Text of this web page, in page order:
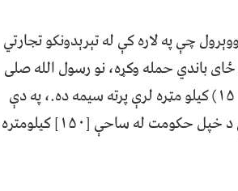
چې په لاره کې له تېرېدونکو تجارتي
باندي حمله وکړه، نو رسول الله صلی
الله علیه وسلم تر سفوانه وځغلول، هغه چې له مدینې منورې نه (۱۵۰) کیلو مټره لرې پرته سیمه ده.، په دې
سره صحرایان پوه شول چې د مدینې دولت دومره ځواکمن دی، چې د خپل حکومت له ساحې [۱۵۰] کیلومتره